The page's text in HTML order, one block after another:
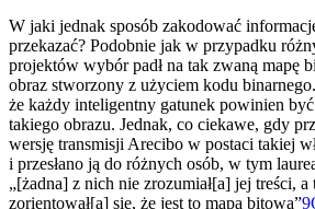
W jaki jednak sposób zakodować
przekazać? Podobnie jak w przypadku
projektów wybór padł na tak zwaną mapę
obraz stworzony z użyciem kodu
że każdy inteligentny gatunek powinien
takiego obrazu. Jednak, co ciekawe, gdy
wersję transmisji Arecibo w postaci takiej
i przesłano ją do różnych osób, w tym
„[żadna] z nich nie zrozumiał[a] jej treści,
zorientował[a] się, że jest to mapa bitowa”9